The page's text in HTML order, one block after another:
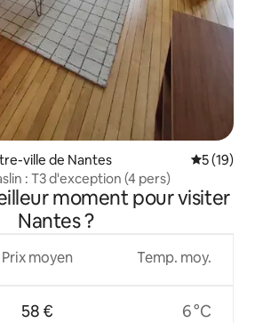
ville de Nantes
5 (19)
: T3 d'exception (4 pers)
moment pour visiter
Nantes ?
Prix moyen
58 €
Temp. moy.
6 °C